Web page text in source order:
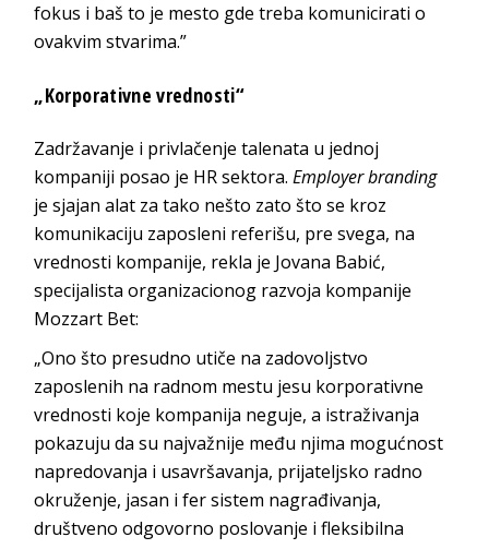
fokus i baš to je mesto gde treba komunicirati o
ovakvim stvarima.”
„Korporativne vrednosti“
Zadržavanje i privlačenje talenata u jednoj
kompaniji posao je HR sektora.Employer branding
je sjajan alat za tako nešto zato što se kroz
komunikaciju zaposleni referišu, pre svega, na
vrednosti kompanije, rekla je Jovana Babić,
specijalista organizacionog razvoja kompanije
Mozzart Bet:
„Ono što presudno utiče na zadovoljstvo
zaposlenih na radnom mestu jesu korporativne
vrednosti koje kompanija neguje, a istraživanja
pokazuju da su najvažnije među njima mogućnost
napredovanja i usavršavanja, prijateljsko radno
okruženje, jasan i fer sistem nagrađivanja,
društveno odgovorno poslovanje i fleksibilna